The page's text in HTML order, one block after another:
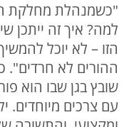
"כשמנהלת מחלקת
למה? איך זה ייתכן
הזו – לא יוכל
ההורים לא חרדים".
שובץ בגן שבו הוא
עם צרכים מיוחדים.